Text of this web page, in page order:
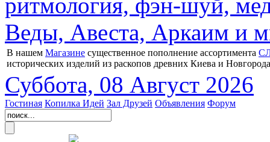
Веды, Авеста, Аркаим и
В нашем Магазине существенное пополнение ассортимента
исторических изделий из раскопов древних Киева и
Суббота, 08 Август 2026
Гостиная Копилка Идей Зал Друзей Объявления Форум